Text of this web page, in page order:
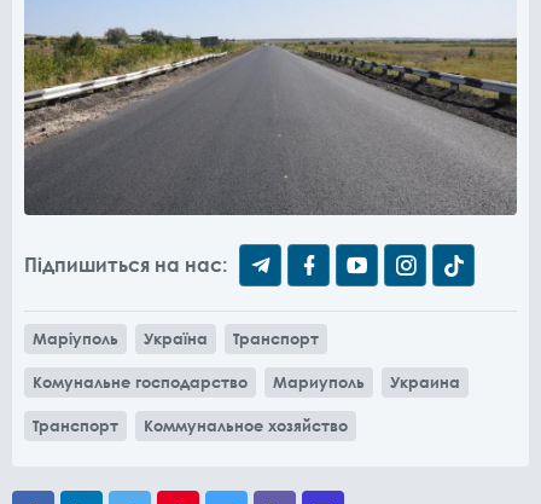
Підпишиться на нас:
Маріуполь Україна Транспорт
Комунальне господарство Мариуполь Украина
Транспорт Коммунальное хозяйство